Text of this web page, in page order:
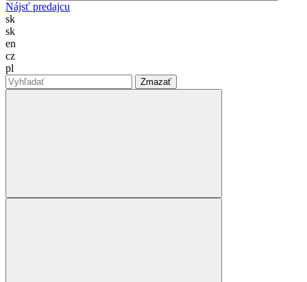
Nájsť predajcu
sk
sk
en
cz
pl
Zmazať